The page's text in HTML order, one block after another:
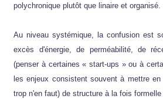
polychronique plutôt que linaire et organisé.
Au niveau systémique, la confusion est
excès d'énergie, de perméabilité, de
(penser à certaines « start-ups » ou à
les enjeux consistent souvent à mettre
trop n'en faut) de structure à la fois formelle